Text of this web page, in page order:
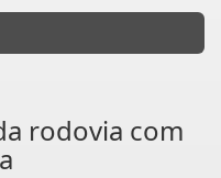
rodovia com